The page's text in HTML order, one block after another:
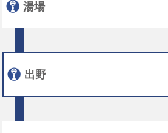
湯場
出野